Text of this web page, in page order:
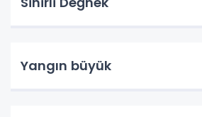
Yangın büyük